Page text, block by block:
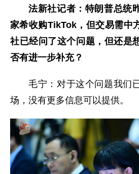
法新社记者：特朗普总统
家希收购TikTok，但交易需中
社已经问了这个问题，但还是
否有进一步补充？
毛宁：对于这个问题我们
场，没有更多信息可以提供。